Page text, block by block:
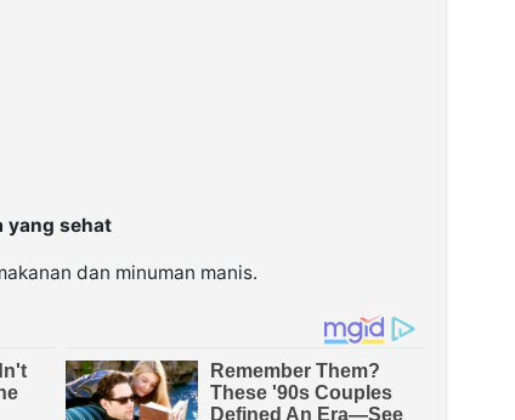
yang sehat
dan minuman manis.